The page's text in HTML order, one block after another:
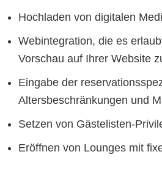
Hochladen von digitalen
Webintegration, die es
Vorschau auf Ihrer Website
Eingabe der
Altersbeschränkungen und
Setzen von Gästelisten-
Eröffnen von Lounges mit